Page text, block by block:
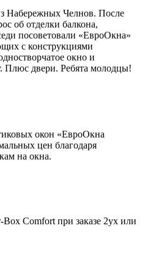
Набережных Челнов. После
об отделки балкона,
посоветовали «ЕвроОкна»
с конструкциями
окно и
Плюс двери. Ребята молодцы!
окон «ЕвроОкна
цен благодаря
на окна.
Comfort при заказе 2ух или